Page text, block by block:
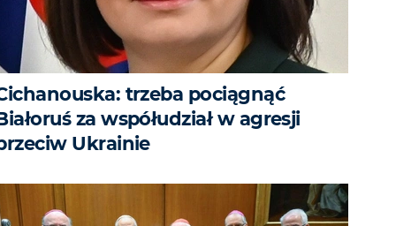
trzeba pociągnąć
za współudział w agresji
Ukrainie